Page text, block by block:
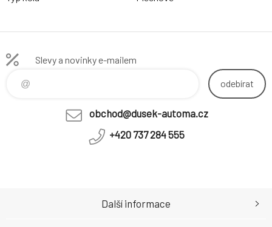
Slevy a novinky e-mailem
odebírat
obchod@dusek-automa.cz
+420 737 284 555
Další informace